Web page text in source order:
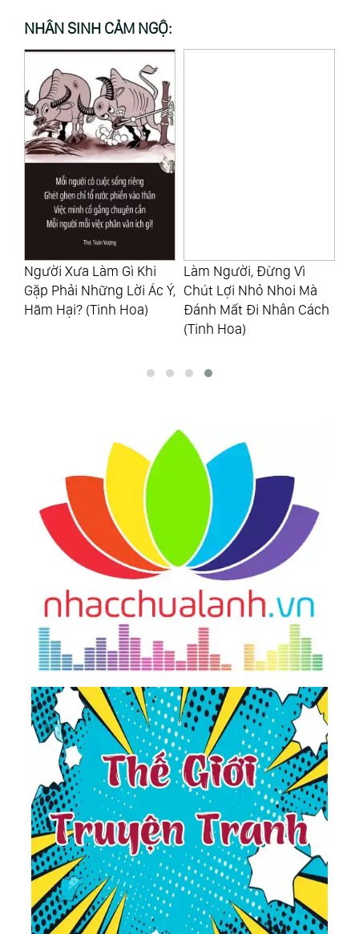
NHÂN SINH CẢM NGỘ:
Người Xưa Làm Gì Khi
Gặp Phải Những Lời Ác Ý,
Hãm Hại? (Tinh Hoa)
Làm Người, Đừng Vì
Chút Lợi Nhỏ Nhoi Mà
Đánh Mất Đi Nhân Cách
(Tinh Hoa)